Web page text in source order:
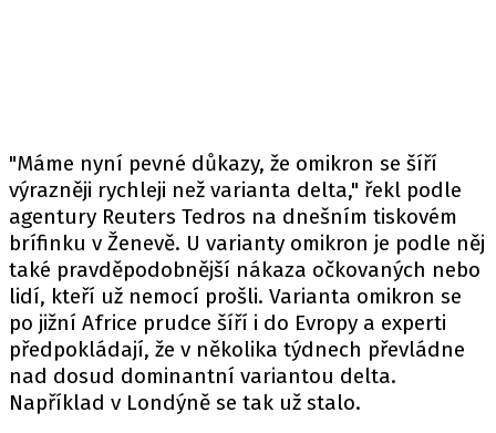
"Máme nyní pevné důkazy, že omikron se šíří
výrazněji rychleji než varianta delta," řekl podle
agentury Reuters Tedros na dnešním tiskovém
brífinku v Ženevě. U varianty omikron je podle něj
také pravděpodobnější nákaza očkovaných nebo
lidí, kteří už nemocí prošli. Varianta omikron se
po jižní Africe prudce šíří i do Evropy a experti
předpokládají, že v několika týdnech převládne
nad dosud dominantní variantou delta.
Například v Londýně se tak už stalo.